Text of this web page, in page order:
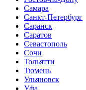
Самара
Санкт-Петербург
Саранск
Саратов
Севастополь
Сочи
Тольятти
Тюмень
Ульяновск
Уфа